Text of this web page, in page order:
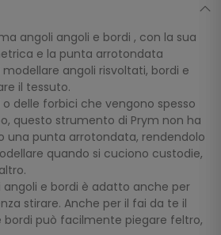
angoli angoli e bordi , con la sua
e la punta arrotondata
angoli risvoltati, bordi e
il tessuto.
delle forbici che vengono spesso
questo strumento di Prym non ha
una punta arrotondata, rendendolo
quando si cuciono custodie,
e bordi è adatto anche per
stirare. Anche per il fai da te il
bordi può facilmente piegare feltro,